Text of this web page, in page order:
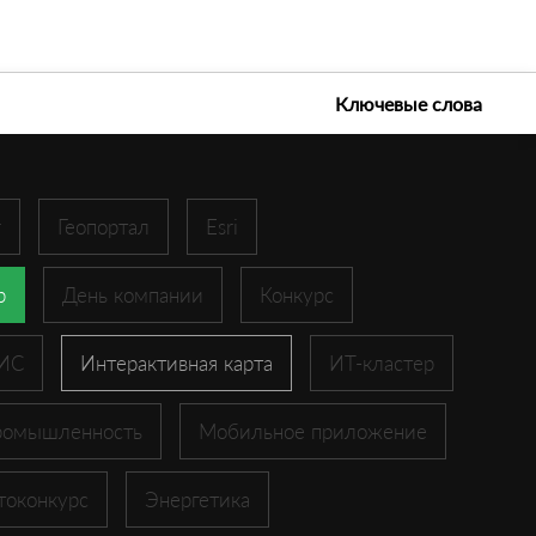
Ключевые слова
Геопортал Esri
День компании Конкурс
Интерактивная карта ИТ-кластер
Мобильное приложение
Энергетика